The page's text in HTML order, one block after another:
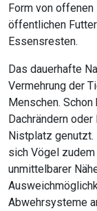
Form von
öffentlichen
Essensresten.
Das dauerhafte
Vermehrung der
Menschen.
Dachrändern
Nistplatz genutzt.
sich Vögel
unmittelbarer
Abwehrsysteme